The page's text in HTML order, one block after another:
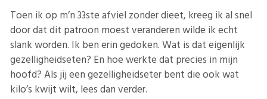
Toen ik op m’n 33ste afviel zonder dieet, kreeg ik al snel
door dat dit patroon moest veranderen wilde ik echt
slank worden. Ik ben erin gedoken. Wat is dat eigenlijk
gezelligheidseten? En hoe werkte dat precies in mijn
hoofd? Als jij een gezelligheidseter bent die ook wat
kilo’s kwijt wilt, lees dan verder.